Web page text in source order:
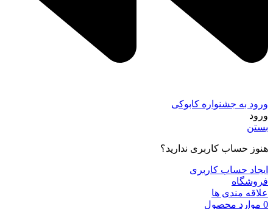
ورود به جشنواره کابوکی
ورود
بستن
هنوز حساب کاربری ندارید؟
ایجاد حساب کاربری
فروشگاه
علاقه مندی ها
0 موارد محصول